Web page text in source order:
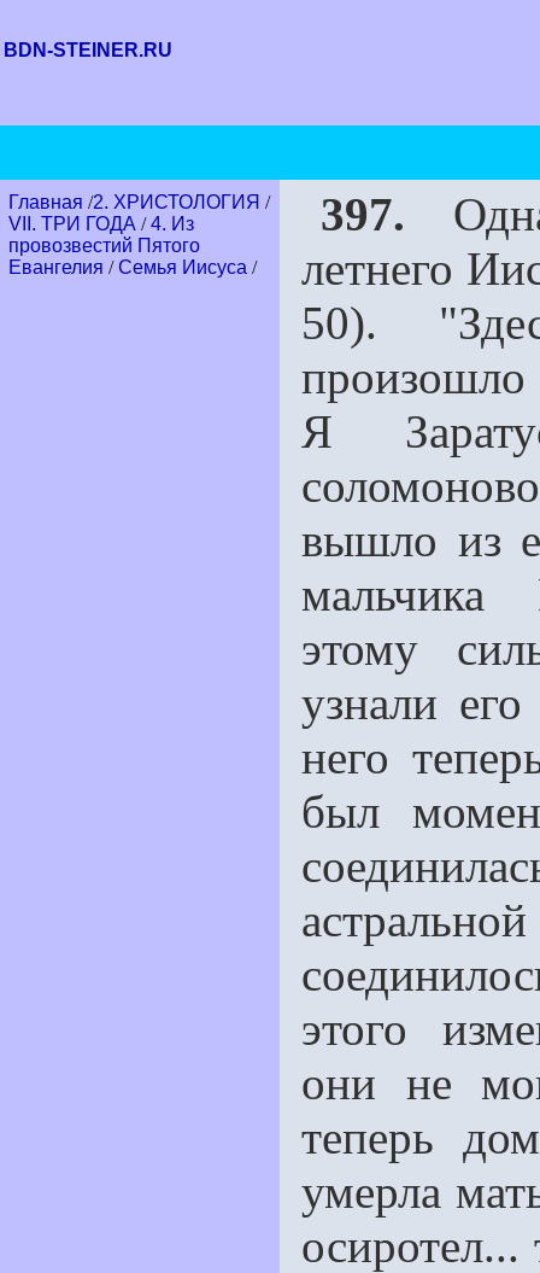
BDN-STEINER.RU
Главная /2. ХРИСТОЛОГИЯ /
VII. ТРИ ГОДА /4. Из
провозвестий Пятого
Евангелия /Семья Иисуса /
397.
летнего
50).
Я
вышло из
мальчика
этому
узнали
него
был
этого
они не
теперь
умерла